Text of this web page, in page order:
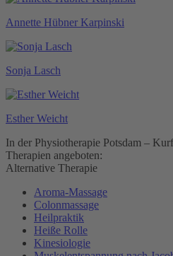
Annette Hübner Karpinski
Sonja Lasch
Esther Weicht
In der Physiotherapie Potsdam –
Therapien angeboten:
Alternative Therapie
Aroma-Massage
Colonmassage
Heilpraktik
Heiße Rolle
Kinesiologie